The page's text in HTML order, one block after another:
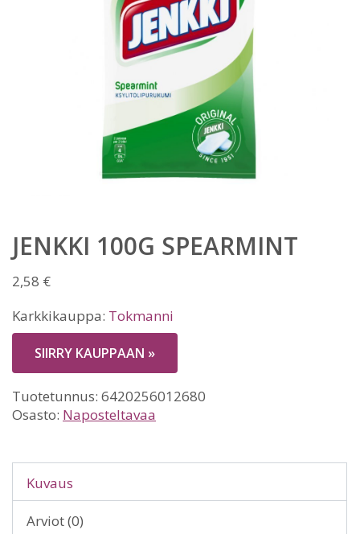
JENKKI 100G SPEARMINT
2,58 €
Karkkikauppa: Tokmanni
SIIRRY KAUPPAAN »
Tuotetunnus: 6420256012680
Osasto: Naposteltavaa
Kuvaus
Arviot (0)